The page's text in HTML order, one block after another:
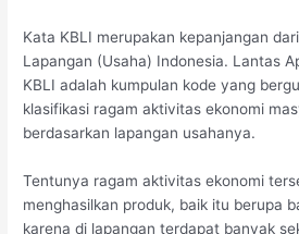
Kata KBLI merupakan kepanjangan
Lapangan (Usaha) Indonesia. Lantas
KBLI adalah kumpulan kode yang
klasifikasi ragam aktivitas ekonomi
berdasarkan lapangan usahanya.
Tentunya ragam aktivitas ekonomi
menghasilkan produk, baik itu berupa
karena di lapangan terdapat banyak